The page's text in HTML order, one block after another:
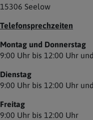
15306 Seelow
Telefonsprechzeiten
Montag und Donnerstag
9:00 Uhr bis 12:00 Uhr
Dienstag
9:00 Uhr bis 12:00 Uhr
Freitag
9:00 Uhr bis 12:00 Uhr